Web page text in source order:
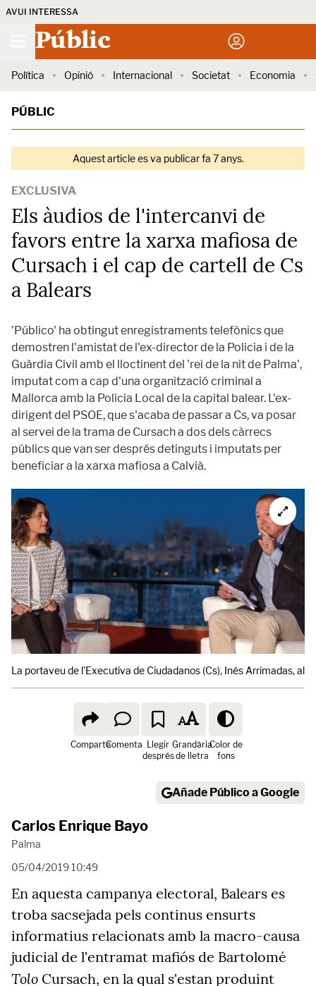
AVUI INTERESSA
Públic
Política Opinió Internacional Societat Economia
PÚBLIC
Aquest article es va publicar fa 7 anys.
EXCLUSIVA
Els àudios de l'intercanvi de
favors entre la xarxa mafiosa de
Cursach i el cap de cartell de Cs
a Balears
'Público' ha obtingut enregistraments telefònics que
demostren l'amistat de l'ex-director de la Policia i de la
Guàrdia Civil amb el lloctinent del 'rei de la nit de Palma',
imputat com a cap d'una organització criminal a
Mallorca amb la Policia Local de la capital balear. L'ex-
dirigent del PSOE, que s'acaba de passar a Cs, va posar
al servei de la trama de Cursach a dos dels càrrecs
públics que van ser després detinguts i imputats per
beneficiar a la xarxa mafiosa a Calvià.
La portaveu de l'Executiva de Ciudadanos (Cs), Inés Arrimadas, al
ComparteComenta Llegir
després
Grandària
de lletra
Color de
fons
Añade Público a Google
Carlos Enrique Bayo
Palma
05/04/2019 10:49
En aquesta campanya electoral, Balears es
troba sacsejada pels continus ensurts
informatius relacionats amb la macro-causa
judicial de l'entramat mafiós de Bartolomé
Tolo Cursach, en la qual s'estan produint